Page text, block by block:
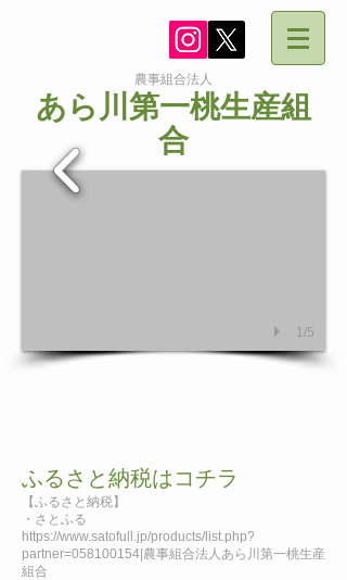
農事組合法人
あら川第一桃生産組
合
1/5
​ふるさと納税はコチラ
【ふるさと納税】
・さとふる
https://www.satofull.jp/products/list.php?
partner=058100154 |農事組合法人あら川第一桃生産
組合